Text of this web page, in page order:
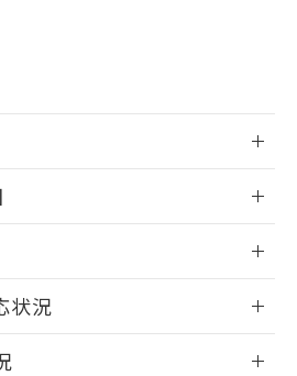
す。
状況
、特段のことがない限
日より割愛しておりま